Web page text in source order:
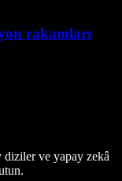
rakamları
diziler ve yapay zekâ